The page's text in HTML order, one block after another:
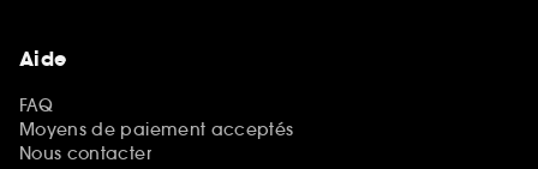
Aide
FAQ
Moyens de paiement acceptés
Nous contacter